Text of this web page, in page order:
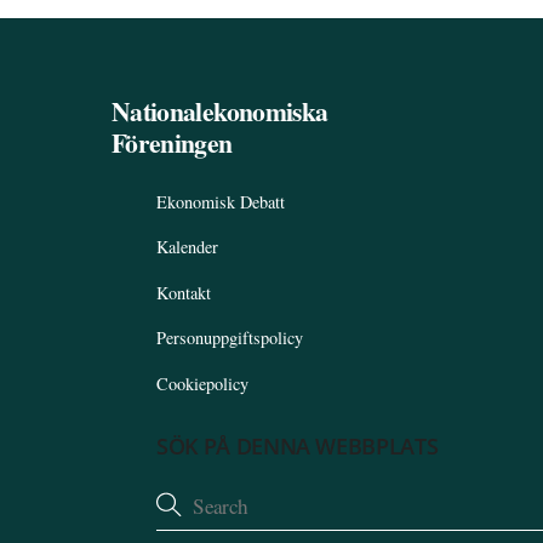
Nationalekonomiska
Föreningen
Ekonomisk Debatt
Kalender
Kontakt
Personuppgiftspolicy
Cookiepolicy
SÖK PÅ DENNA WEBBPLATS